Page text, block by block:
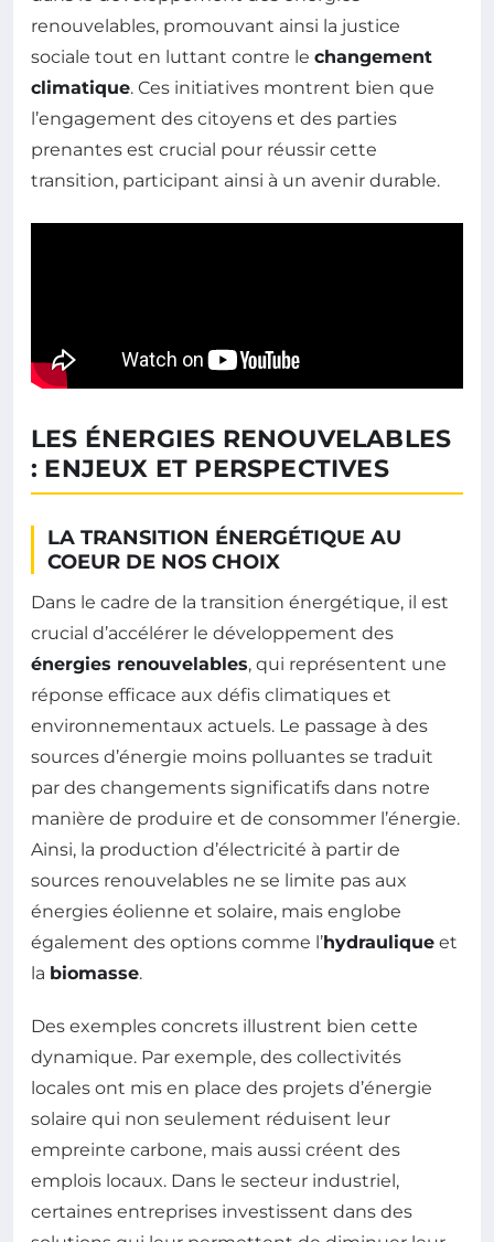
renouvelables, promouvant ainsi la justice
sociale tout en luttant contre le changement
climatique. Ces initiatives montrent bien que
l’engagement des citoyens et des parties
prenantes est crucial pour réussir cette
transition, participant ainsi à un avenir durable.
LES ÉNERGIES RENOUVELABLES
: ENJEUX ET PERSPECTIVES
LA TRANSITION ÉNERGÉTIQUE AU
COEUR DE NOS CHOIX
Dans le cadre de la transition énergétique, il est
crucial d’accélérer le développement des
énergies renouvelables, qui représentent une
réponse efficace aux défis climatiques et
environnementaux actuels. Le passage à des
sources d’énergie moins polluantes se traduit
par des changements significatifs dans notre
manière de produire et de consommer l’énergie.
Ainsi, la production d’électricité à partir de
sources renouvelables ne se limite pas aux
énergies éolienne et solaire, mais englobe
également des options comme l’hydraulique et
la biomasse.
Des exemples concrets illustrent bien cette
dynamique. Par exemple, des collectivités
locales ont mis en place des projets d’énergie
solaire qui non seulement réduisent leur
empreinte carbone, mais aussi créent des
emplois locaux. Dans le secteur industriel,
certaines entreprises investissent dans des